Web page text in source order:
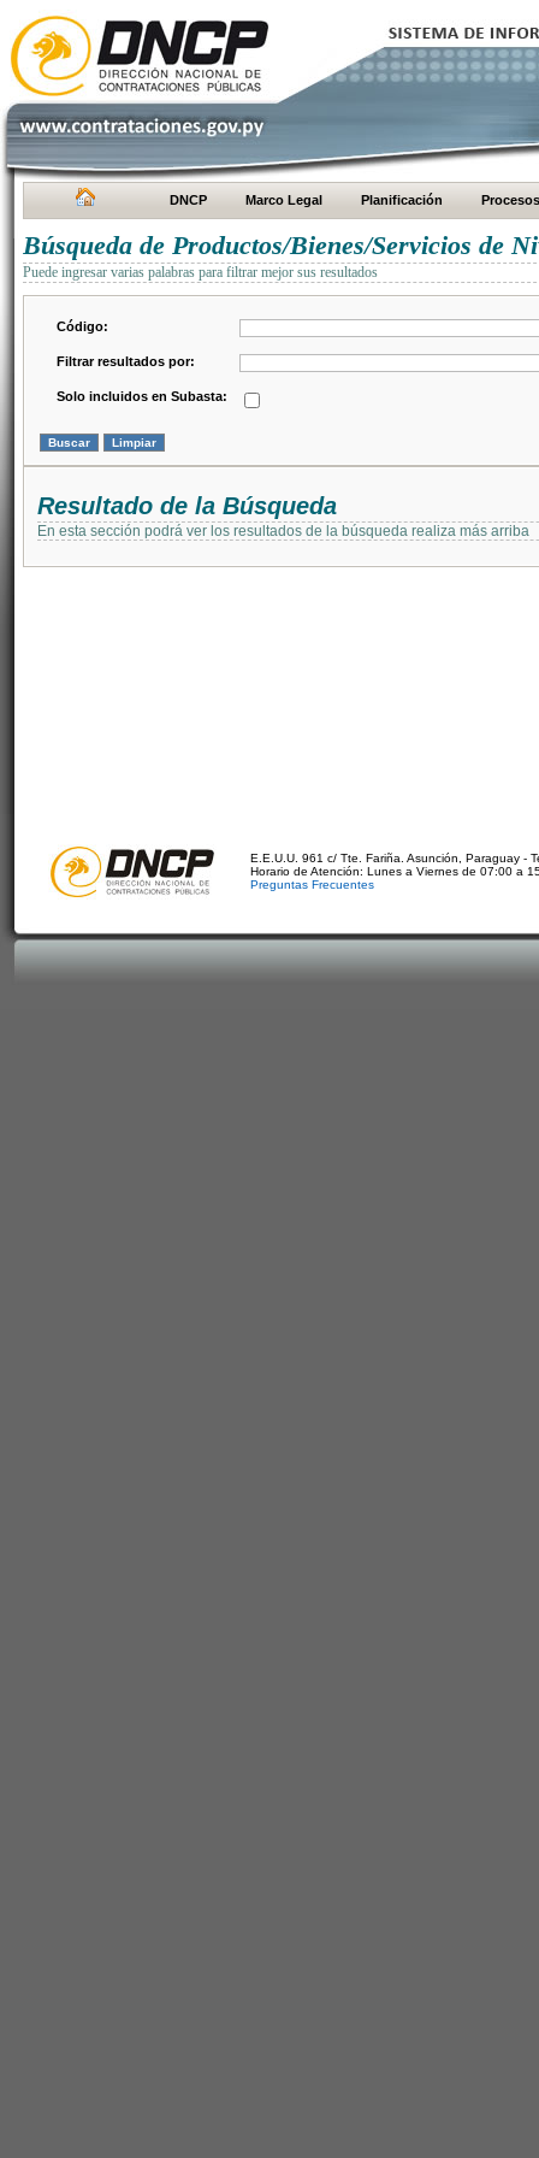
DNCP Marco Legal Planificación Procesos
Búsqueda de Productos/Bienes/Servicios de
Puede ingresar varias palabras para filtrar mejor sus resultados
Código:
Filtrar resultados por:
Solo incluidos en Subasta:
Resultado de la Búsqueda
En esta sección podrá ver los resultados de la búsqueda realiza más arriba
E.E.U.U. 961 c/ Tte. Fariña. Asunción, Paraguay -
Horario de Atención: Lunes a Viernes de 07:00 a
Preguntas Frecuentes